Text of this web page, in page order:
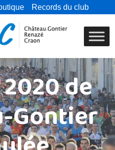
Records du club
de
Gontier